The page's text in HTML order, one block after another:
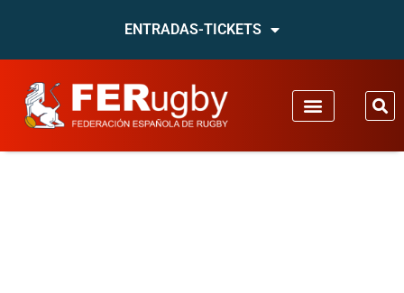
ENTRADAS-TICKETS